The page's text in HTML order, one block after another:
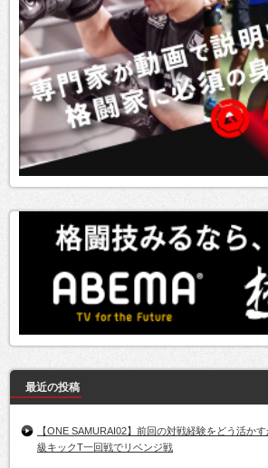
最近の投稿
【ONE SAMURAI02】前回の対戦経験をどう活か
級キックT一回戦でリベンジ戦